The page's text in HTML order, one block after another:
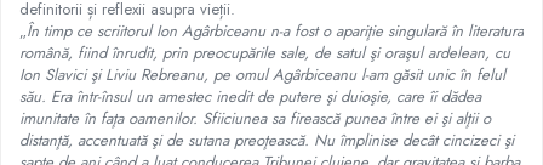
definitorii și reflexii asupra vieții.
„În timp ce scriitorul Ion Agârbiceanu n-a fost o apariţie singulară în literatura
română, fiind înrudit, prin preocupările sale, de satul şi oraşul ardelean, cu
Ion Slavici şi Liviu Rebreanu, pe omul Agârbiceanu l-am găsit unic în felul
său. Era într-însul un amestec inedit de putere şi duioşie, care îi dădea
imunitate în faţa oamenilor. Sfiiciunea sa firească punea între ei şi alţii o
distanţă, accentuată şi de sutana preoţească. Nu împlinise decât cincizeci şi